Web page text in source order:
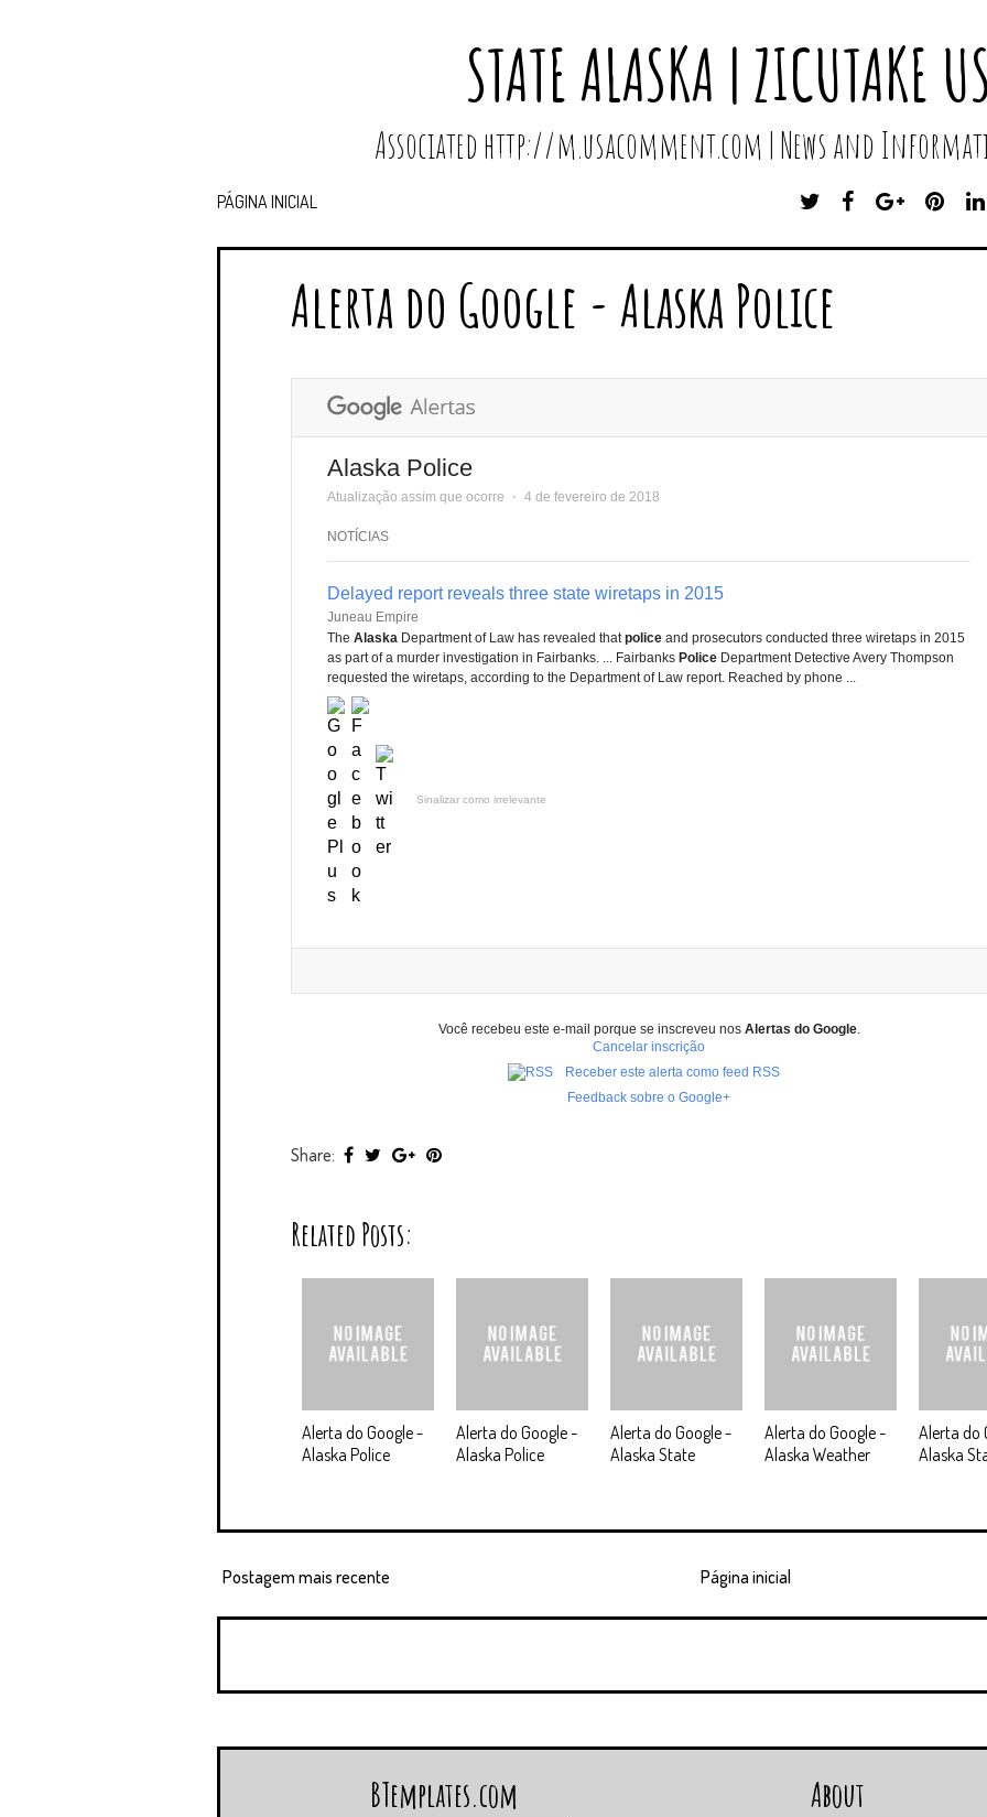
STATE ALASKA | ZICUTAKE
Associated http://m.usacomment.com | News and
PÁGINA INICIAL
T
I
F
C
G
O
U
P
N
T
Alerta do Google - Alaska Police
Alaska Police
Atualização assim que ocorre ⋅ 4 de fevereiro de 2018
NOTÍCIAS
Delayed report reveals three state wiretaps in 2015
Juneau Empire
The Alaska Department of Law has revealed thatpolice and prosecutors conducted three wiretaps in 2015
as part of a murder investigation in Fairbanks. ... Fairbanks Police Department Detective Avery Thompson
requested the wiretaps, according to the Department of Law report. Reached by phone ...
Sinalizar como irrelevante
Você recebeu este e-mail porque se inscreveu nos Alertas do Google.
Cancelar inscrição
Receber este alerta como feed RSS
Feedback sobre o Google+
Share:
Related Posts:
Alerta do Google -
Alaska Police
Alerta do Google -
Alaska Police
Alerta do Google -
Alaska State
Alerta do Google -
Alaska Weather
Alerta do
Alaska
Postagem mais recente Página inicial
BTemplates.com About